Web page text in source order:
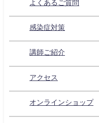
よくあるご質問
感染症対策
講師ご紹介
アクセス
オンラインショップ